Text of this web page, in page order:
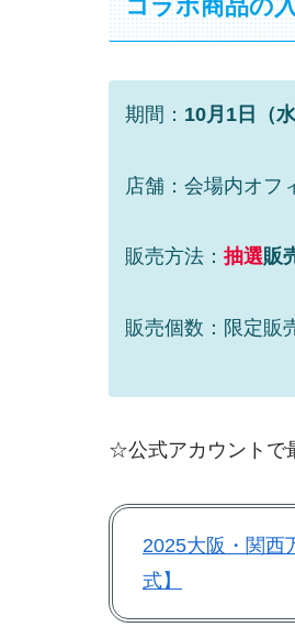
コラボ商品の
期間： 10月1日（
店舗：会場内オフ
販売方法： 抽選販
販売個数：限定販
☆公式アカウントで
2025大阪・関西
式】